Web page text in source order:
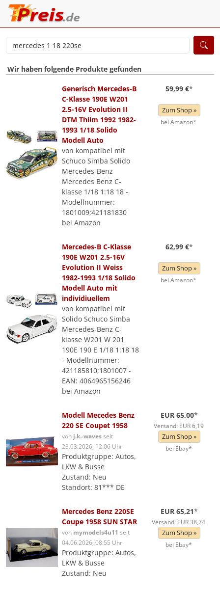
Wir haben folgende Produkte gefunden
Generisch Mercedes-B
C-Klasse 190E W201
2.5-16V Evolution II
DTM Thiim 1992 1982-
1993 1/18 Solido
Modell Auto
von kompatibel mit
Schuco Simba Solido
Mercedes-Benz
Mercedes Benz C-
klasse 1/18 1:18 18 -
Modellnummer:
1801009;421181830
bei Amazon
59,99 €*
Zum Shop »
bei Amazon*
Mercedes-B C-Klasse
190E W201 2.5-16V
Evolution II Weiss
1982-1993 1/18 Solido
Modell Auto mit
individiuellem
von kompatibel mit
Solido Schuco Simba
Mercedes-Benz C-
klasse W201 W 201
190E 190 E 1/18 1:18 18
- Modellnummer:
421185810;1801007 -
EAN: 4064965156246
bei Amazon
62,99 €*
Zum Shop »
bei Amazon*
Modell Mecedes Benz
220 SE Coupet 1958
von j.k.-wavesseit
23.03.2026, 12:06 Uhr
Produktgruppe: Autos,
LKW & Busse
Zustand: Neu
Standort: 81*** DE
EUR 65,00*
Versand: EUR 6,19
Zum Shop »
bei Ebay*
Mercedes Benz 220SE
Coupe 1958 SUN STAR
von mymodels4u11 seit
04.06.2026, 08:55 Uhr
Produktgruppe: Autos,
LKW & Busse
Zustand: Neu
EUR 65,21*
Versand: EUR 38,74
Zum Shop »
bei Ebay*